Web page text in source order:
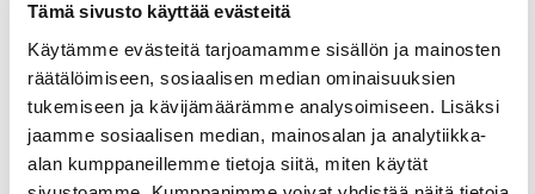
Tämä sivusto käyttää evästeitä
Käytämme evästeitä tarjoamamme sisällön ja mainosten
räätälöimiseen, sosiaalisen median ominaisuuksien
tukemiseen ja kävijämäärämme analysoimiseen. Lisäksi
jaamme sosiaalisen median, mainosalan ja analytiikka-
alan kumppaneillemme tietoja siitä, miten käytät
Lähetä kysymyksesi –
asiantuntijatiimimme auttaa sinua
eteenpäin
Voit lähettää kysymyksesi
asiantuntijoillemme olipa kyseessä sitten